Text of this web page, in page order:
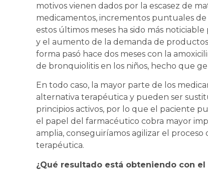
motivos vienen dados por la escasez de
medicamentos, incrementos puntuales
estos últimos meses ha sido más
y el aumento de la demanda de
forma pasó hace dos meses con la
de bronquiolitis en los niños, hecho que
En todo caso, la mayor parte de los
alternativa terapéutica y pueden ser
principios activos, por lo que el paciente
el papel del farmacéutico cobra mayor
amplia, conseguiríamos agilizar el
terapéutica.
¿Qué resultado está obteniendo con